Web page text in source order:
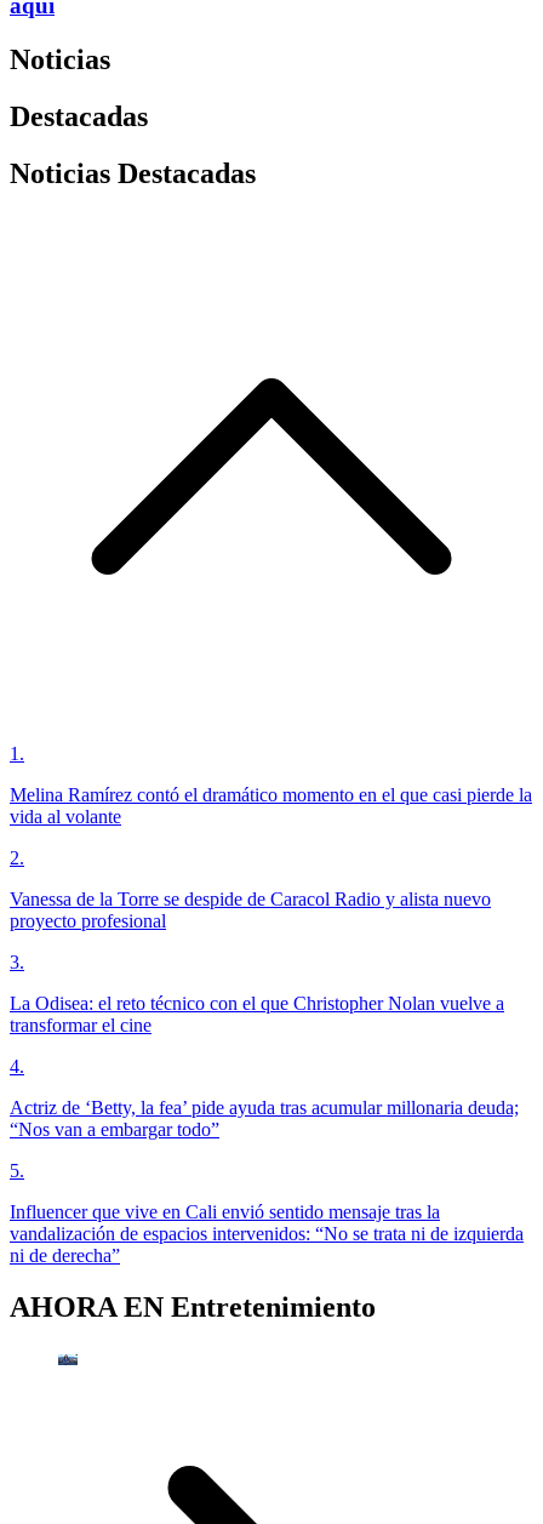
aquí
Noticias
Destacadas
Noticias Destacadas
1 .
Melina Ramírez contó el dramático momento en el que casi pierde la
vida al volante
2.
Vanessa de la Torre se despide de Caracol Radio y alista nuevo
proyecto profesional
3.
La Odisea: el reto técnico con el que Christopher Nolan vuelve a
transformar el cine
4.
Actriz de ‘Betty, la fea’ pide ayuda tras acumular millonaria deuda;
“Nos van a embargar todo”
5.
Influencer que vive en Cali envió sentido mensaje tras la
vandalización de espacios intervenidos: “No se trata ni de izquierda
ni de derecha”
AHORA EN Entretenimiento